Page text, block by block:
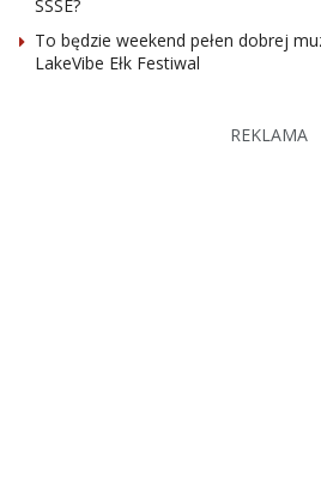
SSSE?
To będzie weekend pełen dobrej
LakeVibe Ełk Festiwal
REKLAMA